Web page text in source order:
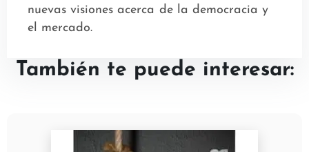
nuevas visiones acerca de la democracia y
el mercado.
También te puede interesar: